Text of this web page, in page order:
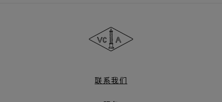
&
Arpels
梵
雅
宝
联系我们